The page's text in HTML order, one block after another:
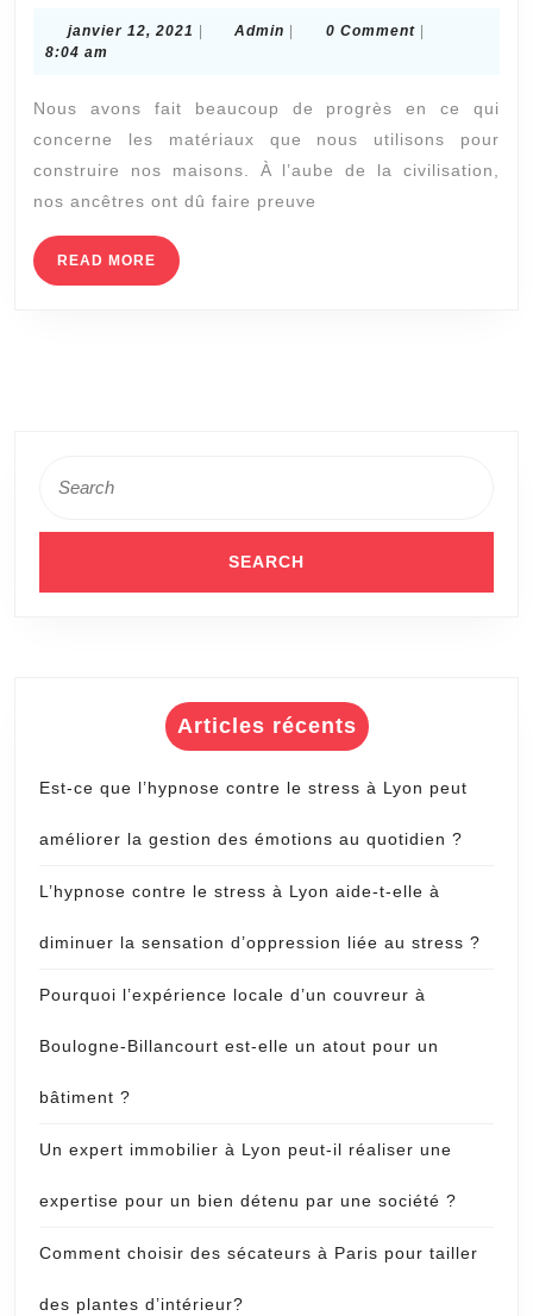
Les
plus
janvier 12, 2021 janvierAdmin Admin0 Comment
8:04 am
Nous avons fait beaucoup de progrès en ce qui
concerne les matériaux que nous utilisons pour
construire nos maisons. À l’aube de la civilisation,
nos ancêtres ont dû faire preuve
READ MORE READ
MORE
for:
Articles récents
Est-ce que l’hypnose contre le stress à Lyon peut
améliorer la gestion des émotions au quotidien ?
L’hypnose contre le stress à Lyon aide-t-elle à
diminuer la sensation d’oppression liée au stress ?
Pourquoi l’expérience locale d’un couvreur à
Boulogne-Billancourt est-elle un atout pour un
bâtiment ?
Un expert immobilier à Lyon peut-il réaliser une
expertise pour un bien détenu par une société ?
Comment choisir des sécateurs à Paris pour tailler
des plantes d’intérieur?